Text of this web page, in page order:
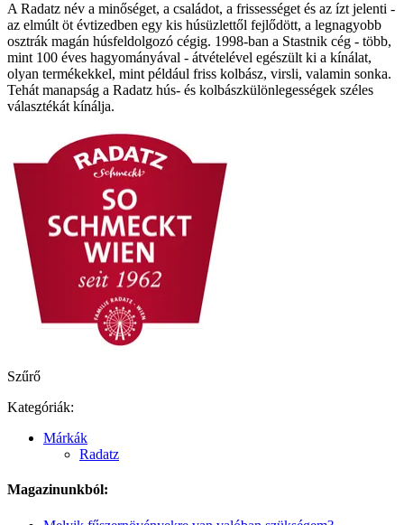
A Radatz név a minőséget, a családot, a frissességet és az ízt jelenti -
az elmúlt öt évtizedben egy kis húsüzlettől fejlődött, a legnagyobb
osztrák magán húsfeldolgozó cégig. 1998-ban a Stastnik cég - több,
mint 100 éves hagyományával - átvételével egészült ki a kínálat,
olyan termékekkel, mint például friss kolbász, virsli, valamin sonka.
Tehát manapság a Radatz hús- és kolbászkülönlegességek széles
választékát kínálja.
Szűrő
Kategóriák:
Márkák
Radatz
Magazinunkból: